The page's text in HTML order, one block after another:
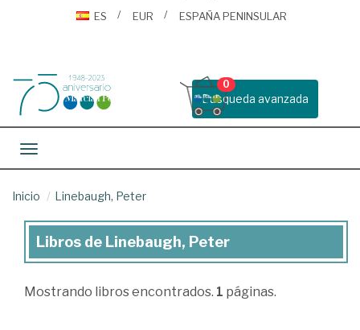
ES
EUR ESPAÑA PENINSULAR
Busqueda avanzada
0
Toggle navigation
Inicio Linebaugh, Peter
Libros
Linebaugh,
Libros de Linebaugh, Peter
Mostrando libros encontrados. 1 páginas.